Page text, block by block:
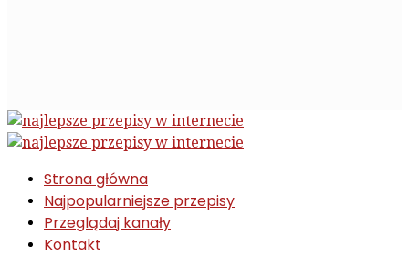
Strona główna
Najpopularniejsze przepisy
Przeglądaj kanały
Kontakt